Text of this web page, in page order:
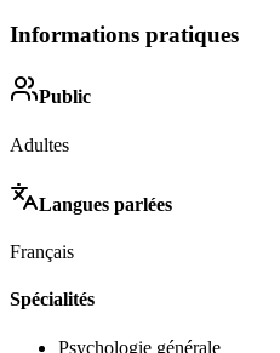
Informations pratiques
Public
Adultes
Langues parlées
Français
Spécialités
Psychologie générale